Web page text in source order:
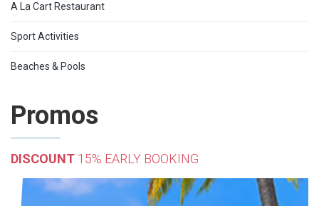
A La Cart Restaurant
Sport Activities
Beaches & Pools
Promos
DISCOUNT 15% EARLY BOOKING